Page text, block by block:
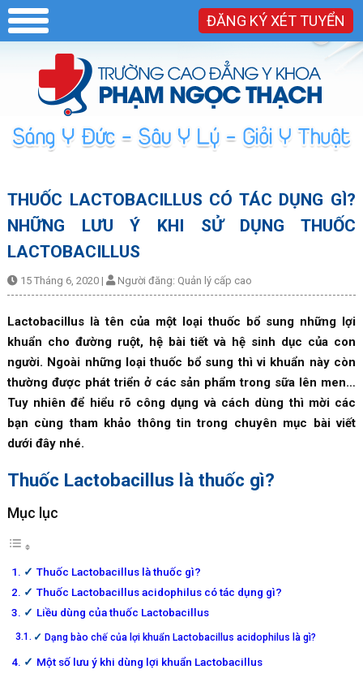
ĐĂNG KÝ XÉT TUYỂN
THUỐC LACTOBACILLUS CÓ TÁC DỤNG GÌ?
NHỮNG LƯU Ý KHI SỬ DỤNG THUỐC
LACTOBACILLUS
15 Tháng 6, 2020 | Người đăng: Quản lý cấp cao
Lactobacillus là tên của một loại thuốc bổ sung những lợi
khuẩn cho đường ruột, hệ bài tiết và hệ sinh dục của con
người. Ngoài những loại thuốc bổ sung thì vi khuẩn này còn
thường được phát triển ở các sản phẩm trong sữa lên men…
Tuy nhiên để hiểu rõ công dụng và cách dùng thì mời các
bạn cùng tham khảo thông tin trong chuyên mục bài viết
dưới đây nhé.
Thuốc Lactobacillus là thuốc gì?
Mục lục
Thuốc Lactobacillus là thuốc gì?
Thuốc Lactobacillus acidophilus có tác dụng gì?
Liều dùng của thuốc Lactobacillus
Dạng bào chế của lợi khuẩn Lactobacillus acidophilus là gì?
Một số lưu ý khi dùng lợi khuẩn Lactobacillus